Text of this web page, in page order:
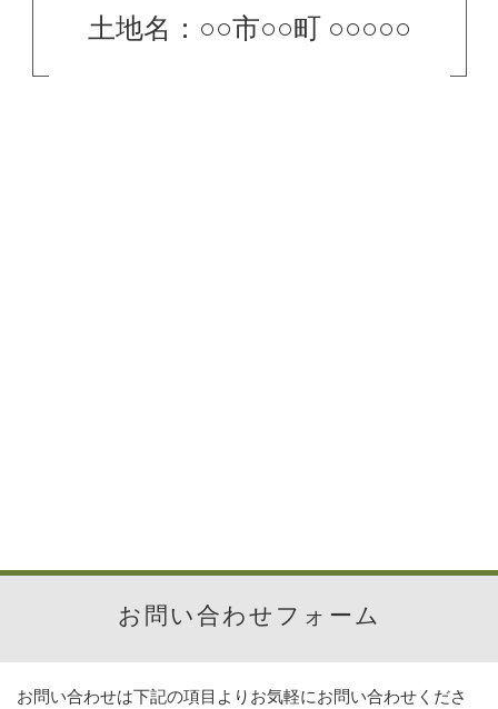
土地名：○○市○○町 ○○○○○
お問い合わせフォーム
お問い合わせは下記の項目よりお気軽にお問い合わせくださ